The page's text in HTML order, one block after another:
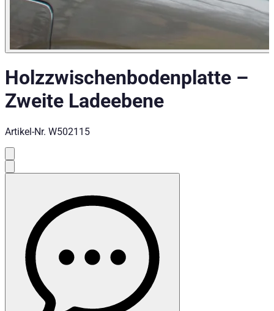
Holzzwischenbodenplatte –
Zweite Ladeebene
Artikel-Nr. W502115